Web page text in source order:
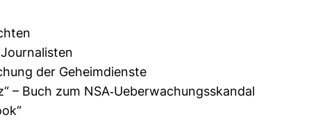
der Geheim­dienste
– Buch zum NSA-​Ueber­wa­chungs­skandal